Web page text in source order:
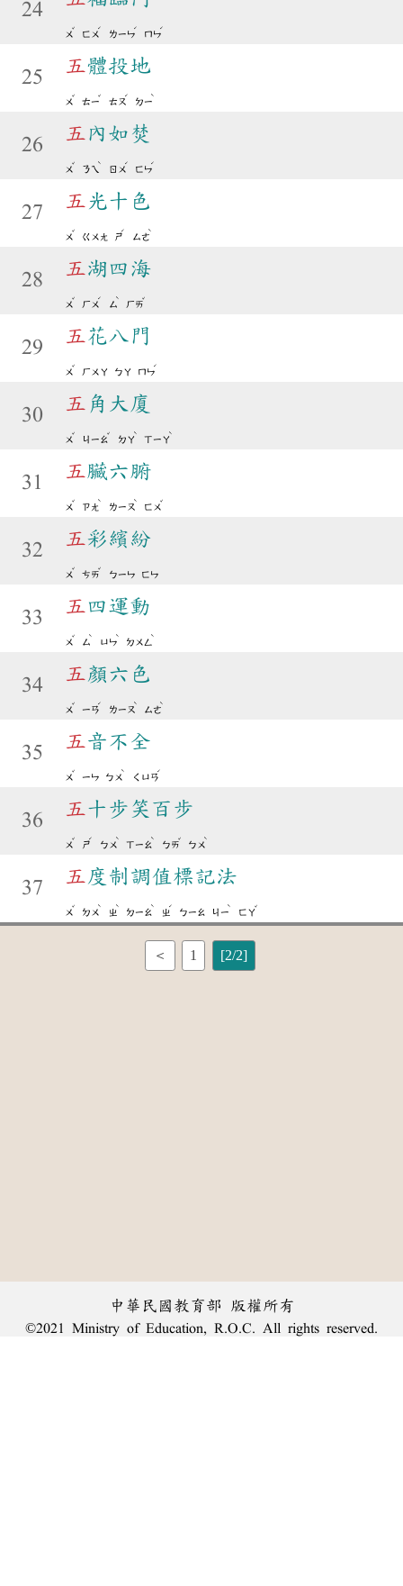
24
ㄨ
ˇ
ㄈㄨ
ˊ
ㄌㄧㄣ
ˊ
ㄇㄣ
ˊ
25
五體投地
ㄨ
ˇ
ㄊㄧ
ˇ
ㄊㄡ
ˊ
ㄉㄧ
ˋ
26
五內如焚
ㄨ
ˇ
ㄋㄟ
ˋ
ㄖㄨ
ˊ
ㄈㄣ
ˊ
27
五 光十色
ㄨ
ˇ
ㄍㄨㄤ ㄕ
ˊ
ㄙㄜ
ˋ
28
五湖四海
ㄨ
ˇ
ㄏㄨ
ˊ
ㄙ
ˋ
ㄏㄞ
ˇ
29
五花八門
ㄨ
ˇ
ㄏㄨㄚ ㄅㄚ ㄇㄣ
ˊ
30
五 角大廈
ㄨ
ˇ
ㄐㄧㄠ
ˇ
ㄉㄚ
ˋ
ㄒㄧㄚ
ˋ
31
五臟六腑
ㄨ
ˇ
ㄗㄤ
ˋ
ㄌㄧㄡ
ˋ
ㄈㄨ
ˇ
32
五彩繽紛
ㄨ
ˇ
ㄘㄞ
ˇ
ㄅㄧㄣ ㄈㄣ
33
五四運動
ㄨ
ˇ
ㄙ
ˋ
ㄩㄣ
ˋ
ㄉㄨㄥ
ˋ
34
五顏六色
ㄨ
ˇ
ㄧㄢ
ˊ
ㄌㄧㄡ
ˋ
ㄙㄜ
ˋ
35
五音不全
ㄨ
ˇ
ㄧㄣ ㄅㄨ
ˋ
ㄑㄩㄢ
ˊ
36
五十步笑百步
ㄨ
ˇ
ㄕ
ˊ
ㄅㄨ
ˋ
ㄒㄧㄠ
ˋ
ㄅㄞ
ˇ
ㄅㄨ
ˋ
37
五度制調值標記法
ㄨ
ˇ
ㄉㄨ
ˋ
ㄓ
ˋ
ㄉㄧㄠ
ˋ
ㄓ
ˊ
ㄅㄧㄠ ㄐㄧ
ˋ
ㄈㄚ
ˇ
＜ 1 [2/2]
中華民國教育部 版權所有
©2021 Ministry of Education, R.O.C. All rights reserved.